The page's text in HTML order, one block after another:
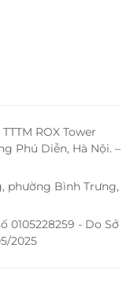
ý chí kiên định
vừa sinh xong
dáng.
ROX Tower
Phú Diễn, Hà Nội. –
phường Bình Trưng,
0105228259 - Do Sở
2025